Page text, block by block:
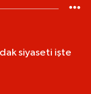
siyaseti işte